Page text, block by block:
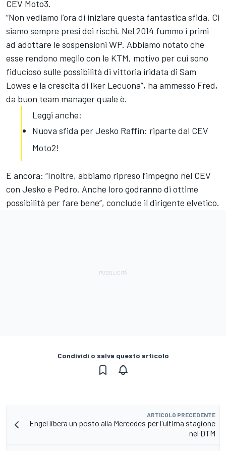
CEV Moto3.
“Non vediamo l’ora di iniziare questa fantastica sfida. Ci
siamo sempre presi dei rischi. Nel 2014 fummo i primi
ad adottare le sospensioni WP. Abbiamo notato che
esse rendono meglio con le KTM, motivo per cui sono
fiducioso sulle possibilità di vittoria iridata di Sam
Lowes e la crescita di Iker Lecuona”, ha ammesso Fred,
da buon team manager quale è.
Leggi anche:
Nuova sfida per Jesko Raffin: riparte dal CEV
Moto2!
E ancora: “Inoltre, abbiamo ripreso l’impegno nel CEV
con Jesko e Pedro. Anche loro godranno di ottime
possibilità per fare bene”, conclude il dirigente elvetico.
Condividi o salva questo articolo
ARTICOLO PRECEDENTE
Engel libera un posto alla Mercedes per l'ultima stagione
nel DTM